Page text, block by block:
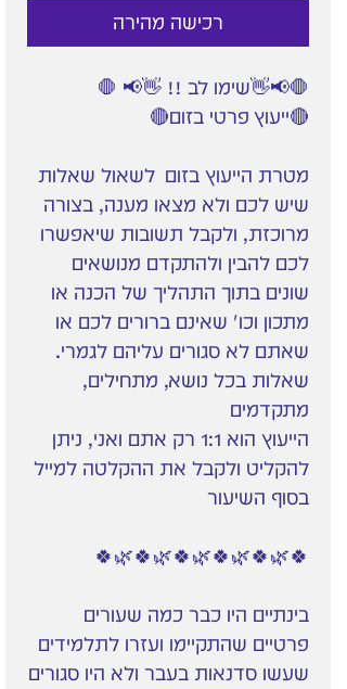
רכישה מהירה
🛑📢👋שימו לב !! 👋📢 🛑
🔴ייעוץ פרטי בזום🔴
מטרת הייעוץ בזום לשאול שאלות
שיש לכם ולא מצאו מענה, בצורה
מרוכזת, ולקבל תשובות שיאפשרו
לכם להבין ולהתקדם מנושאים
שונים בתוך התהליך של הכנה או
מתכון וכו' שאינם ברורים לכם או
שאתם לא סגורים עליהם לגמרי.
שאלות בכל נושא, מתחילים,
מתקדמים
הייעוץ הוא 1:1 רק אתם ואני, ניתן
להקליט ולקבל את ההקלטה למייל
בסוף השיעור
🍀🌿🍀🌿🍀🌿🍀🌿🍀🌿🍀
בינתיים היו כבר כמה שעורים
פרטיים שהתקיימו ועזרו לתלמידים
שעשו סדנאות בעבר ולא היו סגורים